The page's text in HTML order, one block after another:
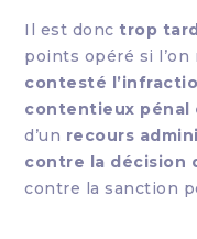
Il est donc trop
points opéré si l’on
contesté
contentieux pénal
d’un recours
contre la décision
contre la sanction